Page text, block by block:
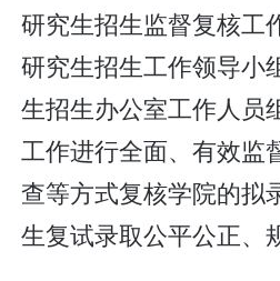
研究生招生监督复核工
研究生招生工作领导小
生招生办公室工作人员
工作进行全面、有效监
查等方式复核学院的拟
生复试录取公平公正、